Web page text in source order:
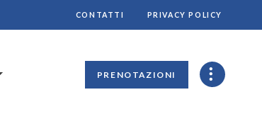
CONTATTI PRIVACY POLICY
PRENOTAZIONI